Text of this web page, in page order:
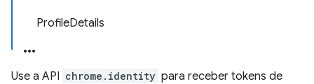
ProfileDetails
Use a API chrome.identity para receber tokens de